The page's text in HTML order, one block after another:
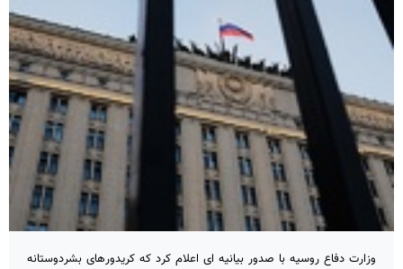
وزارت دفاع روسیه با صدور بیانیه ای اعلام کرد که کریدورهای بشردوستانه